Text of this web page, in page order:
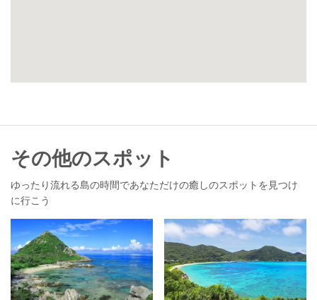
その他のスポット
ゆったり流れる島の時間であなただけの癒しのスポットを見つけ
に行こう